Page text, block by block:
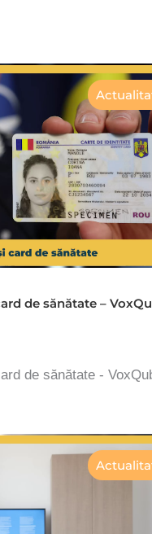
de sănătate –
de sănătate -